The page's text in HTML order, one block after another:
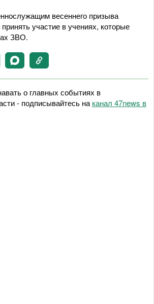
весеннего призыва
участие в учениях, которые
ЗВО.
о главных событиях в
- подписывайтесь на канал 47news в